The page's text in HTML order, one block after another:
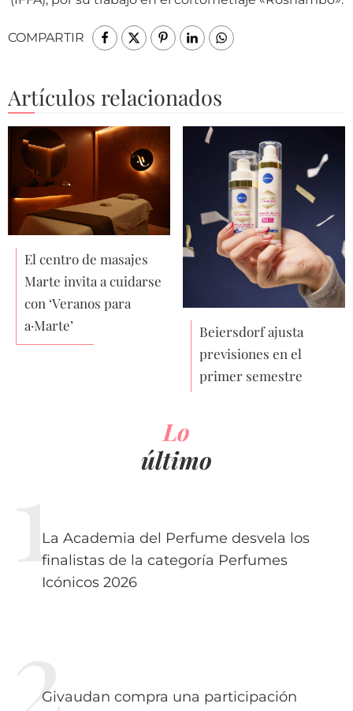
COMPARTIR
Artículos relacionados
El centro de masajes
Marte invita a cuidarse
con ‘Veranos para
a·Marte’
Beiersdorf ajusta
previsiones en el
primer semestre
Lo
último
La Academia del Perfume desvela los
finalistas de la categoría Perfumes
Icónicos 2026
Givaudan compra una participación